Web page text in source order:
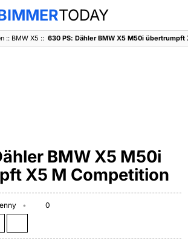
TODAY
:: BMW X5 :: 630 PS: Dähler BMW X5 M50i
BMW X5 M50i
X5 M Competition
0